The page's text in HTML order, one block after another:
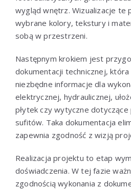
wygląd wnętrz. Wizualizacje te
wybrane kolory, tekstury i
sobą w przestrzeni.
Następnym krokiem jest
dokumentacji technicznej,
niezbędne informacje dla
elektrycznej, hydraulicznej,
płytek czy wytyczne dotyczące
sufitów. Taka dokumentacja
zapewnia zgodność z wizją
Realizacja projektu to etap
doświadczenia. W tej fazie
zgodnością wykonania z